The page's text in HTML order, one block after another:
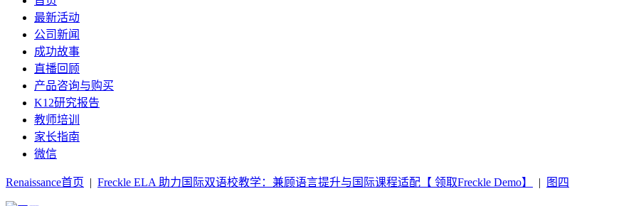
最新活动
公司新闻
成功故事
直播回顾
产品咨询与购买
K12研究报告
教师培训
家长指南
微信
Renaissance首页 | Freckle ELA 助力国际双语校教学：兼顾语言提升与国际课程适配【 领取Freckle Demo】 | 图四